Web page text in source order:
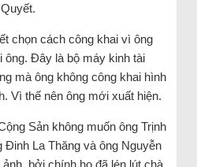
chọn cách công khai vì ông
Đây là bộ máy kinh tài
mà ông không công khai hình
Vì thế nên ông mới xuất hiện.
Sản không muốn ông Trịnh
La Thăng và ông Nguyễn
bởi chính họ đã lén lút chà